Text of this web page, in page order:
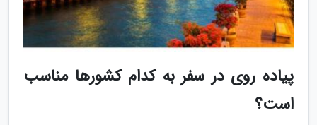
پیاده روی در سفر به کدام کشورها مناسب
است؟